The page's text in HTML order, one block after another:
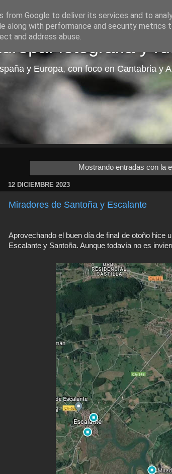
fotografía y
y Europa, con foco en Cantabria y
Mostrando entradas con la
12 DICIEMBRE 2023
Miradores de Santoña y Escalante
Aprovechando el buen día de final de otoño hice
Escalante y Santoña. Aunque todavía no es
from Google to deliver its services and to
along with performance and security metrics
and address abuse.